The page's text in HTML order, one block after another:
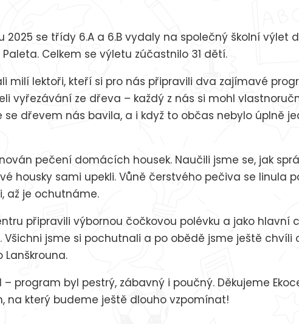
2025 se třídy 6.A a 6.B vydaly na společný školní výlet
Celkem se výletu zúčastnilo 31 dětí.
milí lektoři, kteří si pro nás připravili dva zajímavé
vyřezávání ze dřeva – každý z nás si mohl
se dřevem nás bavila, a i když to občas nebylo úplně
pečení domácích housek. Naučili jsme se, jak
housky sami upekli. Vůně čerstvého pečiva se linula
až je ochutnáme.
připravili výbornou čočkovou polévku a jako hlavní
jsme si pochutnali a po obědě jsme ještě chvíli
program byl pestrý, zábavný i poučný. Děkujeme
na který budeme ještě dlouho vzpomínat!